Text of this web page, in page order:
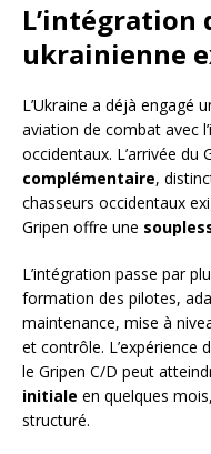
L’intégration
ukrainienne
L’Ukraine a déjà engagé
aviation de combat avec
occidentaux. L’arrivée du
complémentaire,
chasseurs occidentaux
Gripen offre une
L’intégration passe par
formation des pilotes,
maintenance, mise à
et contrôle. L’expérience
le Gripen C/D peut
initiale en quelques
structuré.